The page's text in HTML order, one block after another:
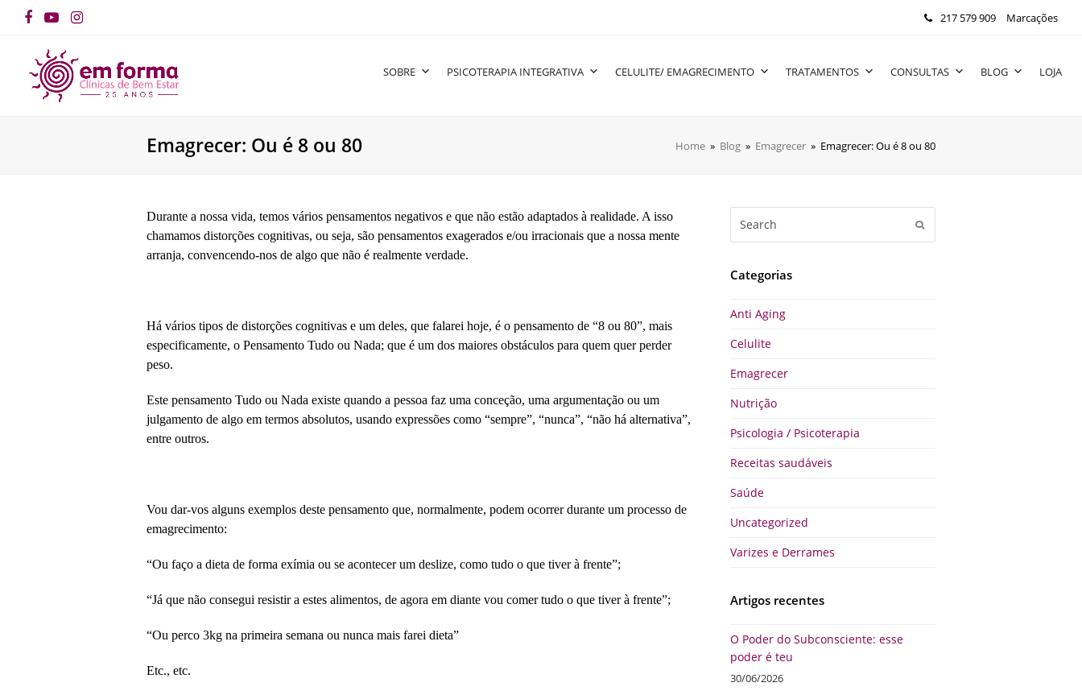
Facebook
YouTubeInstagram 217 579 909 Marcações
SOBRE PSICOTERAPIA INTEGRATIVA CELULITE/ EMAGRECIMENTO TRATAMENTOS CONSULTAS BLOG LOJA
Emagrecer: Ou é 8 ou 80 Home » Blog » Emagrecer » Emagrecer: Ou é 8 ou 80
Categorias
Anti Aging
Celulite
Emagrecer
Nutrição
Psicologia / Psicoterapia
Receitas saudáveis
Saúde
Uncategorized
Varizes e Derrames
Artigos recentes
O Poder do Subconsciente: esse
poder é teu
30/06/2026
Durante a nossa vida, temos vários pensamentos negativos e que não estão adaptados à realidade. A isso
chamamos distorções cognitivas, ou seja, são pensamentos exagerados e/ou irracionais que a nossa mente
arranja, convencendo-nos de algo que não é realmente verdade.
Há vários tipos de distorções cognitivas e um deles, que falarei hoje, é o pensamento de “8 ou 80”, mais
especificamente, o Pensamento Tudo ou Nada; que é um dos maiores obstáculos para quem quer perder
peso.
Este pensamento Tudo ou Nada existe quando a pessoa faz uma conceção, uma argumentação ou um
julgamento de algo em termos absolutos, usando expressões como “sempre”, “nunca”, “não há alternativa”,
entre outros.
Vou dar-vos alguns exemplos deste pensamento que, normalmente, podem ocorrer durante um processo de
emagrecimento:
“Ou faço a dieta de forma exímia ou se acontecer um deslize, como tudo o que tiver à frente”;
“Já que não consegui resistir a estes alimentos, de agora em diante vou comer tudo o que tiver à frente”;
“Ou perco 3kg na primeira semana ou nunca mais farei dieta”
Etc., etc.